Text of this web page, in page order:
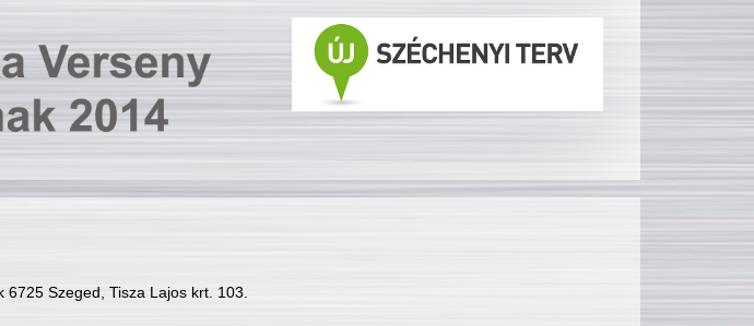
Szeged, Tisza Lajos krt. 103.